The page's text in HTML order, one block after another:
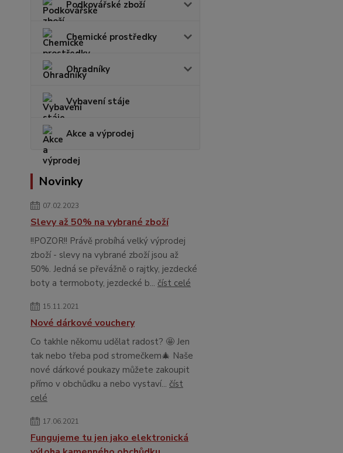
Podkovářské zboží
Chemické prostředky
Ohradníky
Vybavení stáje
Akce a výprodej
Novinky
07.02.2023
Slevy až 50% na vybrané zboží
!!POZOR!! Právě probíhá velký výprodej
zboží - slevy na vybrané zboží jsou až
50%. Jedná se převážně o rajtky, jezdecké
boty a termoboty, jezdecké b... číst celé
15.11.2021
Nové dárkové vouchery
Co takhle někomu udělat radost? 🤩 Jen
tak nebo třeba pod stromečkem🎄 Naše
nové dárkové poukazy můžete zakoupit
přímo v obchůdku a nebo vystaví... číst
celé
17.06.2021
Fungujeme tu jen jako elektronická